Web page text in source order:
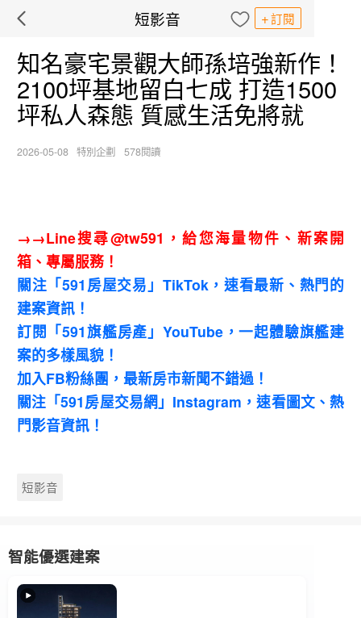
短影音 訂閱
知名豪宅景觀大師孫培強新作！
2100坪基地留白七成 打造1500
坪私人森態 質感生活免將就
2026-05-08 特別企劃 578閱讀
→→Line搜尋@tw591，給您海量物件、新案開
箱、專屬服務！
關注「591房屋交易」TikTok，速看最新、熱門的
建案資訊！
訂閱「591旗艦房產」YouTube，一起體驗旗艦建
案的多樣風貌！
加入FB粉絲團，最新房市新聞不錯過！
關注「591房屋交易網」Instagram，速看圖文、熱
門影音資訊！
短影音
智能優選建案